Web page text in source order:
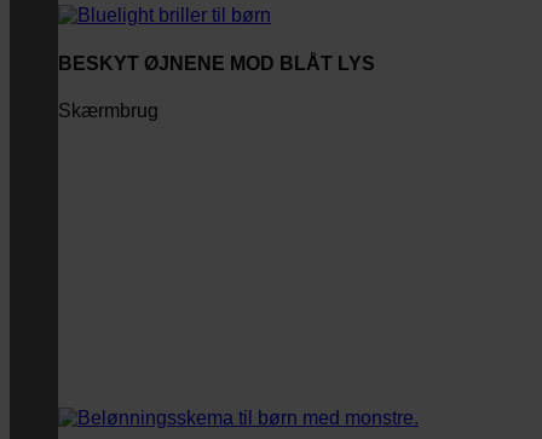
BESKYT ØJNENE MOD BLÅT LYS
Skærmbrug